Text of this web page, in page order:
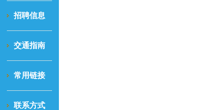
招聘信息
交通指南
常用链接
联系方式